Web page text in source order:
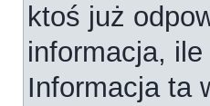
ktoś już
informacja,
Informacja ta